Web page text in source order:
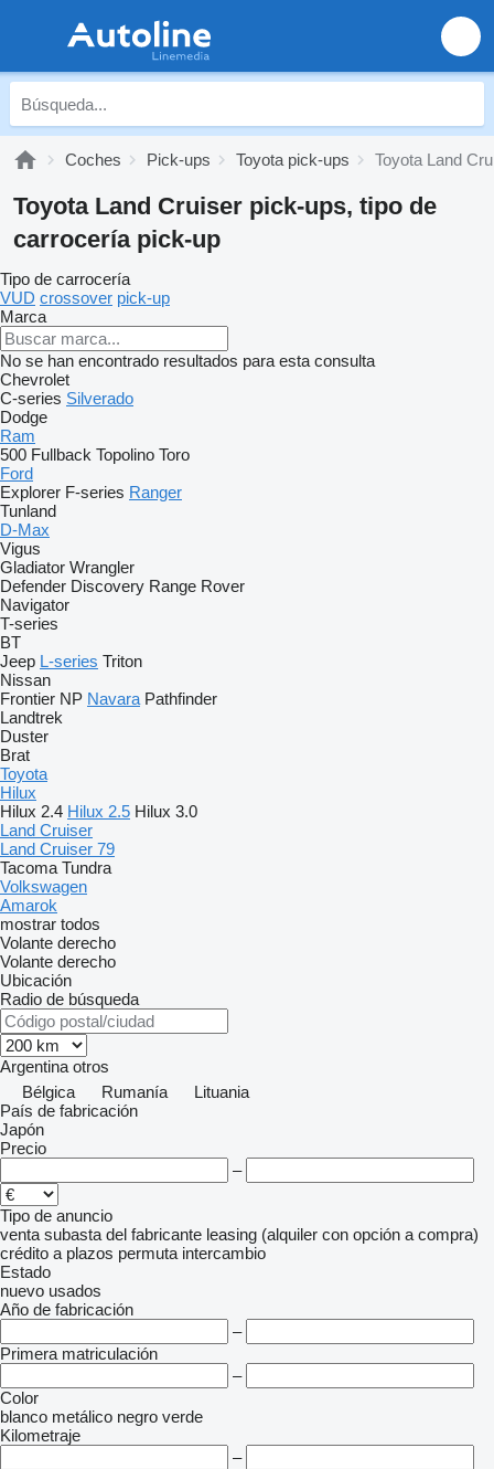
Coches Pick-ups Toyota pick-ups Toyota Land
Toyota Land Cruiser pick-ups, tipo de
carrocería pick-up
Tipo de carrocería
VUD crossover pick-up
Marca
No se han encontrado resultados para esta consulta
Chevrolet
C-series Silverado
Dodge
Ram
500 Fullback Topolino Toro
Ford
Explorer F-series Ranger
Tunland
D-Max
Vigus
Gladiator Wrangler
Defender Discovery Range Rover
Navigator
T-series
BT
Jeep L-series Triton
Nissan
Frontier NP Navara Pathfinder
Landtrek
Duster
Brat
Toyota
Hilux
Hilux 2.4 Hilux 2.5 Hilux 3.0
Land Cruiser
Land Cruiser 79
Tacoma Tundra
Volkswagen
Amarok
mostrar todos
Volante derecho
Volante derecho
Ubicación
Radio de búsqueda
Argentina otros
Bélgica
Rumanía
Lituania
País de fabricación
Japón
Precio
–
Tipo de anuncio
venta subasta del fabricante leasing (alquiler con opción a compra)
crédito a plazos permuta intercambio
Estado
nuevo usados
Año de fabricación
–
Primera matriculación
–
Color
blanco metálico negro verde
Kilometraje
–